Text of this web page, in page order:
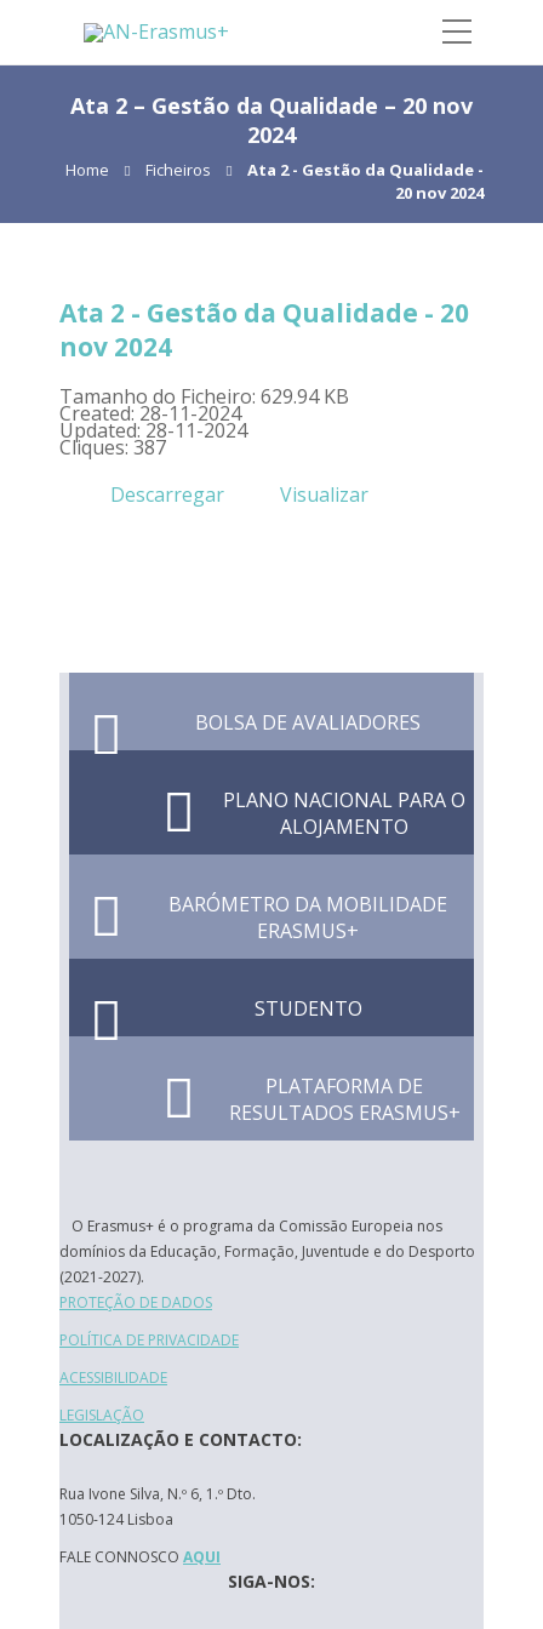
Ata 2 – Gestão da Qualidade – 20 nov
2024
Home Ficheiros
Ata 2 - Gestão da Qualidade -
20 nov 2024
Ata 2 - Gestão da Qualidade - 20
nov 2024
Tamanho do Ficheiro: 629.94 KB
Created: 28-11-2024
Updated: 28-11-2024
Cliques: 387
Descarregar
Visualizar
BOLSA DE AVALIADORES
PLANO NACIONAL PARA O
ALOJAMENTO
BARÓMETRO DA MOBILIDADE
ERASMUS+
STUDENTO
PLATAFORMA DE
RESULTADOS ERASMUS+
O Erasmus+ é o programa da Comissão Europeia nos
domínios da Educação, Formação, Juventude e do Desporto
(2021-2027).
PROTEÇÃO DE DADOS
POLÍTICA DE PRIVACIDADE
ACESSIBILIDADE
LEGISLAÇÃO
LOCALIZAÇÃO E CONTACTO:
Rua Ivone Silva, N.º 6, 1.º Dto.
1050-124 Lisboa
FALE CONNOSCO AQUI
SIGA-NOS: